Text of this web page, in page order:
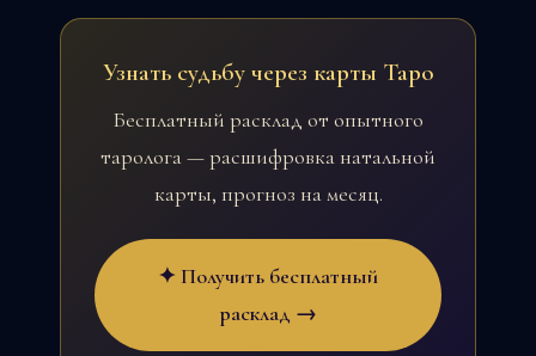
Узнать судьбу через карты Таро
Бесплатный расклад от опытного
таролога — расшифровка натальной
карты, прогноз на месяц.
✦ Получить бесплатный
расклад →